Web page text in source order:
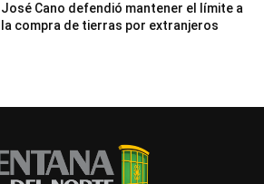
José Cano defendió mantener el límite a
la compra de tierras por extranjeros